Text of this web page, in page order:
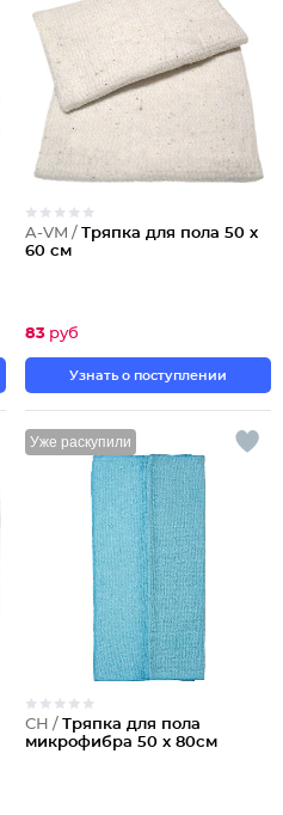
A-VM / Тряпка для пола 50 х
60 см
83 руб
Узнать о поступлении
Уже раскупили
СН / Тряпка для пола
микрофибра 50 х 80см